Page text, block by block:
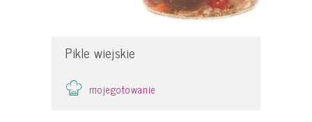
Pikle wiejskie
mojegotowanie